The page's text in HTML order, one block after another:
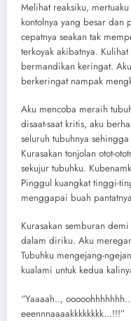
Melihat reaksiku,
kontolnya yang besar dan
cepatnya seakan tak
terkoyak akibatnya.
bermandikan keringat.
berkeringat nampak
Aku mencoba meraih
disaat-saat kritis, aku
seluruh tubuhnya
Kurasakan tonjolan otot-
sekujur tubuhku.
Pinggul kuangkat tinggi-
menggapai buah
Kurasakan semburan
dalam diriku. Aku
Tubuhku mengejang-
kualami untuk kedua
“Yaaaah..,
eeennnaaaakkkkkkkk…!!!”